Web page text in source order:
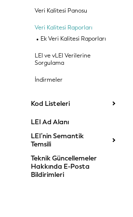
Veri Kalitesi Panosu
Veri Kalitesi Raporları
Ek Veri Kalitesi Raporları
LEI ve vLEI Verilerine
Sorgulama
İndirmeler
Kod Listeleri
LEI Ad Alanı
LEI’nin Semantik
Temsili
Teknik Güncellemeler
Hakkında E-Posta
Bildirimleri